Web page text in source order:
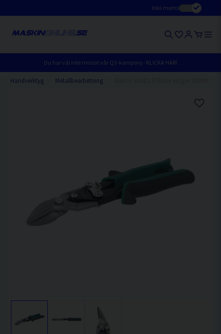
Inkl.moms
Du har väl inte missat vår Q3-kampanj - KLICKA HÄR!
Handverktyg Metallbearbetning